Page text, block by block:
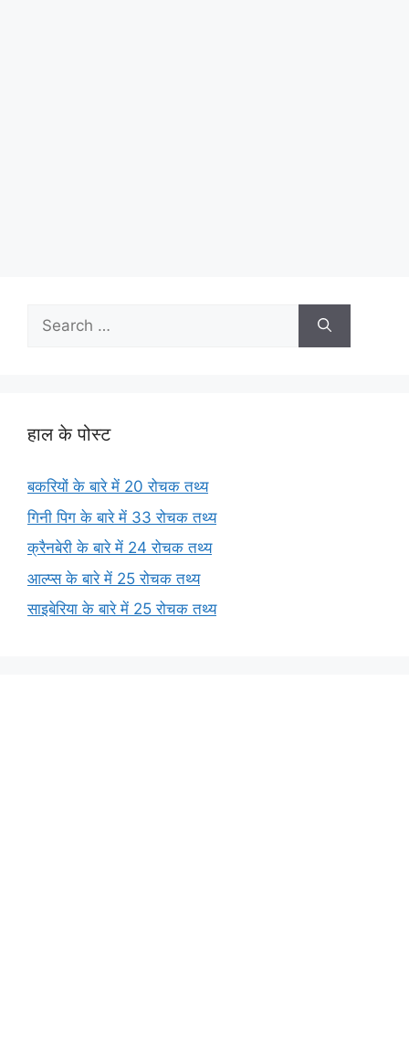
Search
for:
हाल के पोस्ट
बकरियों के बारे में 20 रोचक तथ्य
गिनी पिग के बारे में 33 रोचक तथ्य
क्रैनबेरी के बारे में 24 रोचक तथ्य
आल्प्स के बारे में 25 रोचक तथ्य
साइबेरिया के बारे में 25 रोचक तथ्य